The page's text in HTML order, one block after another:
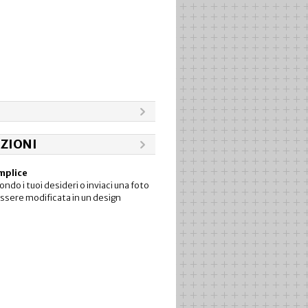
i tuoi desideri o inviaci una foto
modificata in un design